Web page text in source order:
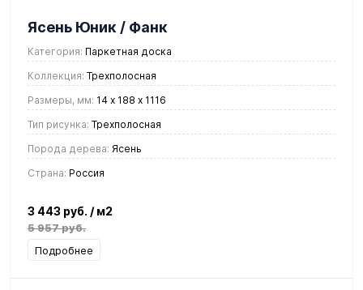
Ясень Юник / Фанк
Категория: Паркетная доска
Коллекция: Трехполосная
Размеры, мм: 14 х 188 х 1116
Тип рисунка: Трехполосная
Порода дерева: Ясень
Страна: Россия
3 443 руб. / м2
5 957 руб.
Подробнее